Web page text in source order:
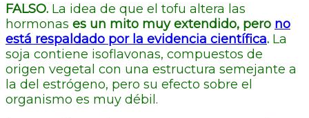
FALSO. La idea de que el tofu altera las
hormonas es un mito muy extendido, pero no
está respaldado por la evidencia científica. La
soja contiene isoflavonas, compuestos de
origen vegetal con una estructura semejante a
la del estrógeno, pero su efecto sobre el
organismo es muy débil.